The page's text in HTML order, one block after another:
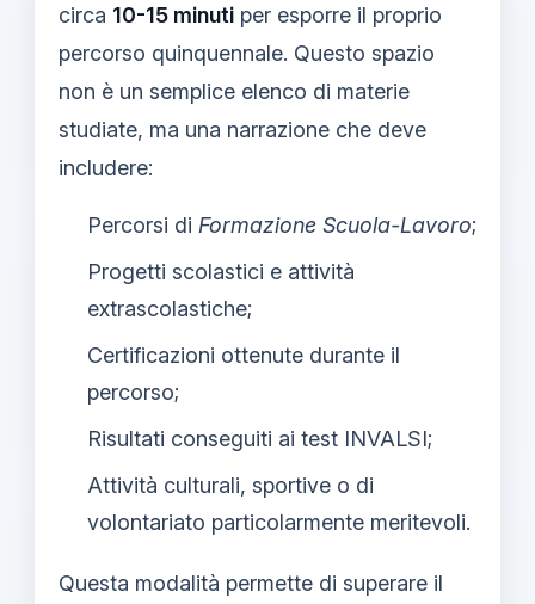
circa 10-15 minuti per esporre il proprio
percorso quinquennale. Questo spazio
non è un semplice elenco di materie
studiate, ma una narrazione che deve
includere:
Percorsi di Formazione Scuola-Lavoro;
Progetti scolastici e attività
extrascolastiche;
Certificazioni ottenute durante il
percorso;
Risultati conseguiti ai test INVALSI;
Attività culturali, sportive o di
volontariato particolarmente meritevoli.
Questa modalità permette di superare il